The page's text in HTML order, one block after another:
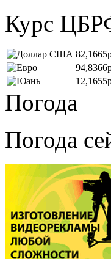
Курс
Погода
Погода